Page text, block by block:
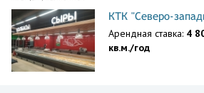
КТК "Северо-
Арендная ставка: 4
кв.м./год